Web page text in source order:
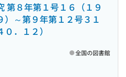
第８年第１号１６（１９
）～第９年第１２号３１
０．１２）
全国の図書館